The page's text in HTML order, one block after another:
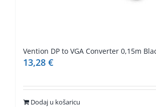
Vention DP to VGA Converter 0,15m
13,28 €
Dodaj u košaricu